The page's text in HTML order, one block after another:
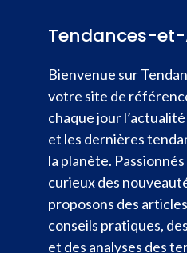
Tendances-
Bienvenue sur
votre site de
chaque jour
et les dernières
la planète.
curieux des
proposons des
conseils pratiques,
et des analyses des